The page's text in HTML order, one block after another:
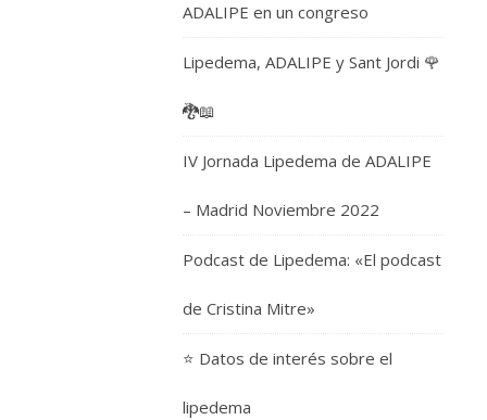
ADALIPE en un congreso
Lipedema, ADALIPE y Sant Jordi 🌹
🐉📖
IV Jornada Lipedema de ADALIPE
– Madrid Noviembre 2022
Podcast de Lipedema: «El podcast
de Cristina Mitre»
⭐️ Datos de interés sobre el
lipedema